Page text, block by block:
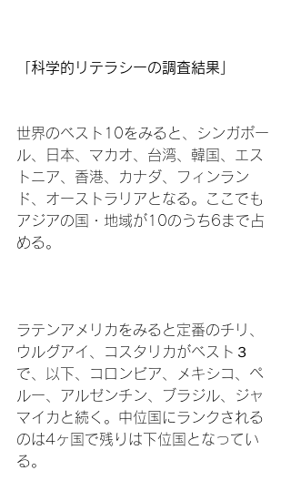
「科学的リテラシーの調査結果」
世界のベスト10をみると、シンガポー
ル、日本、マカオ、台湾、韓国、エス
トニア、香港、カナダ、フィンラン
ド、オーストラリアとなる。ここでも
アジアの国・地域が10のうち6まで占
める。
ラテンアメリカをみると定番のチリ、
ウルグアイ、コスタリカがベスト３
で、以下、コロンビア、メキシコ、ペ
ルー、アルゼンチン、ブラジル、ジャ
マイカと続く。中位国にランクされる
のは4ヶ国で残りは下位国となってい
る。